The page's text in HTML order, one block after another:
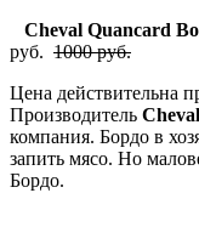
Cheval Quancard
руб. 1000 руб.
Цена действительна
Производитель
компания. Бордо в
запить мясо. Но
Бордо.